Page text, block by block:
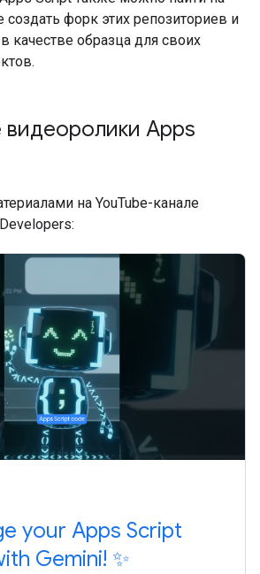
форк этих репозиториев и
качестве образца для своих
Apps
на YouTube-канале
your Apps Script
Gemini! ✨